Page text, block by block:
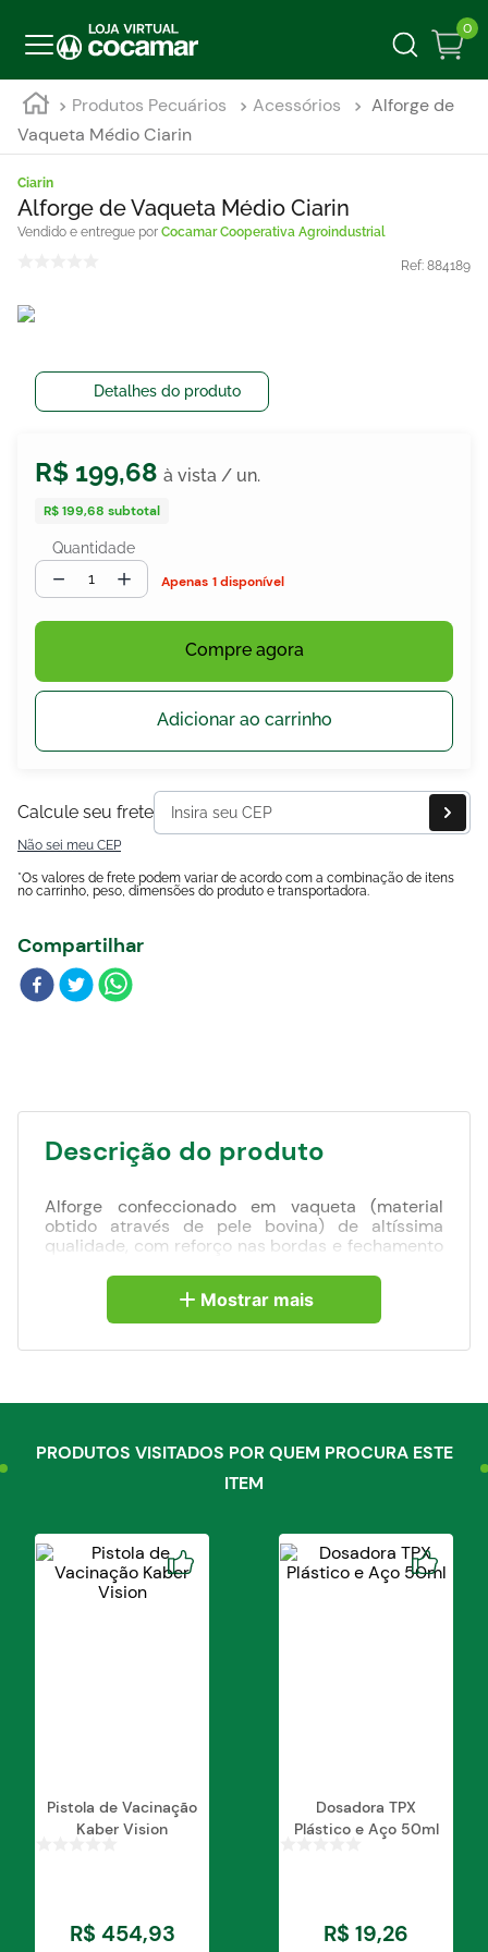
0
Produtos Pecuários Acessórios
Alforge de
Vaqueta Médio Ciarin
Ciarin
Alforge de Vaqueta Médio Ciarin
Cocamar Cooperativa Agroindustrial
Ref: 884189
Detalhes do produto
R$ 199,68
R$ 199,68 subtotal
Quantidade
＋
－ 1 disponível
Compre agora
Adicionar ao carrinho
Calcule seu frete
Não sei meu CEP
*Os valores de frete podem variar de acordo com a combinação de itens
no carrinho, peso, dimensões do produto e transportadora.
Compartilhar
Descrição do produto
Alforge confeccionado em vaqueta (material
obtido através de pele bovina) de altíssima
qualidade, com reforço nas bordas e fechamento
Indicação:
Um alforje ou alforge é um tipo de bolsa
transporte de objetos em animais de montaria,
Comprimento total: 92cm
Largura: 30cm
Bolso:Largura: 30cm Comprimento: 30cm Altura:
Mostrar mais
PRODUTOS VISITADOS POR QUEM PROCURA ESTE
ITEM
Pistola de Vacinação
Kaber Vision
R$ 454,93
Dosadora TPX
Plástico e Aço 50ml
R$ 19,26